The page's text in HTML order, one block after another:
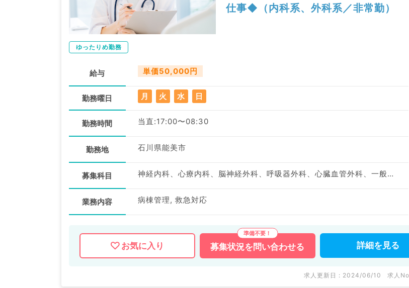
仕事◆（内科系、外科系／非常勤）
ゆったりめ勤務
給与 単価50,000円
勤務曜日 月 火 水 日
勤務時間 当直:17:00〜08:30
勤務地 石川県能美市
募集科目 神経内科、心療内科、脳神経外科、呼吸器外科、心臓血管外科、一般内科、循環器内科、呼吸器内科、消化器内科、内分泌・代謝内科、腎臓内科、老年内科、外科系全般、一般外科、消化器外科、膠原病科
業務内容 病棟管理, 救急対応
お気に入り 募集状況を 問い合わせる 詳細を 見る
求人更新日 : 2024/06/10 求人